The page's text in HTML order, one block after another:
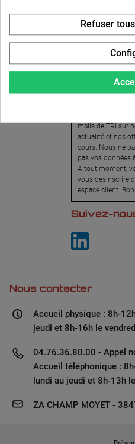
Newsletter
Pour recevoir
newsletter, nous
invitons à créer
client (cliquez sur
en haut à droite
cliquer sur « oui
mails de TRI sur
actualité et nos
cours. Nous ne
pas vos données
A tout moment,
vous désinscrire
espace client.
Suivez-
Nous contacter
Accueil physique : 8h-
jeudi et 8h-16h le
04.76.36.80.00 - Appel
Accueil téléphonique :
lundi au jeudi et 8h-13h
ZA CHAMP MOYET -
Refuser